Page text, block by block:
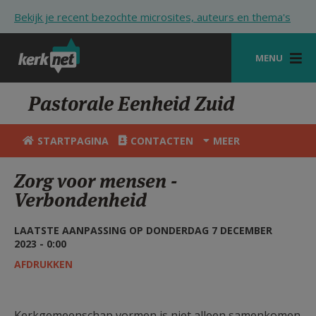
Bekijk je recent bezochte microsites, auteurs en thema's
MENU
STARTPAGINA
KERK
VIERINGEN
SHOP
HULP
STARTPAGINA PORTAAL
Pastorale Eenheid Zuid
STARTPAGINA CONTACTEN MEER
Zorg voor mensen -
Verbondenheid
LAATSTE AANPASSING OP DONDERDAG 7 DECEMBER
2023 - 0:00
AFDRUKKEN